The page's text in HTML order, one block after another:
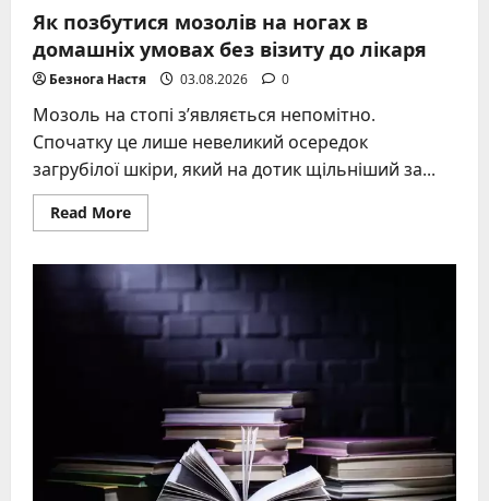
Як позбутися мозолів на ногах в
домашніх умовах без візиту до лікаря
Безнога Настя 03.08.2026 0
Мозоль на стопі з’являється непомітно.
Спочатку це лише невеликий осередок
загрубілої шкіри, який на дотик щільніший за...
Read MoreRead
more
позбутися
мозолів
на
ногах
в
домашніх
лікаря